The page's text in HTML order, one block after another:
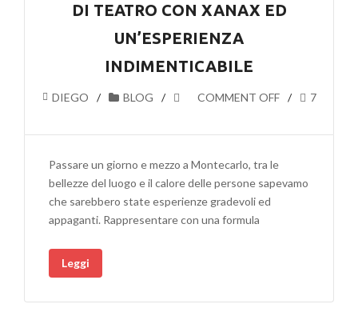
DI TEATRO CON XANAX ED
UN’ESPERIENZA
INDIMENTICABILE
DIEGO BLOG COMMENT OFF 7
Passare un giorno e mezzo a Montecarlo, tra le
bellezze del luogo e il calore delle persone sapevamo
che sarebbero state esperienze gradevoli ed
appaganti. Rappresentare con una formula
Leggi